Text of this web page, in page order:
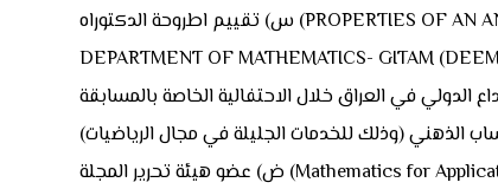
DEPARTMENT OF MATHEMATICS- GITAM
شياع السوداني بدرع تنمية الابداع (2 اذار (2024)) في مركز تنمية الابداع الدولي في العراق خلال الاحتفالية الخاصة بالمسابقة